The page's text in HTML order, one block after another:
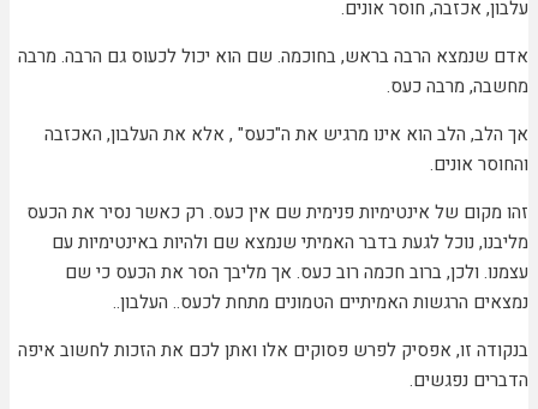
אכזבה, חוסר אונים.
הרבה בראש, בחוכמה. שם הוא יכול לכעוס גם הרבה. מרבה
מרבה כעס.
הלב הוא אינו מרגיש את ה"כעס" , אלא את העלבון, האכזבה
אונים.
של אינטימיות פנימית שם אין כעס. רק כאשר נסיר את הכעס
נוכל לגעת בדבר האמיתי שנמצא שם ולהיות באינטימיות עם
ולכן, ברוב חכמה רוב כעס. אך מליבך הסר את הכעס כי שם
הרגשות האמיתיים הטמונים מתחת לכעס.. העלבון..
זו, אפסיק לפרש פסוקים אלו ואתן לכם את הזכות לחשוב איפה
נפגשים.